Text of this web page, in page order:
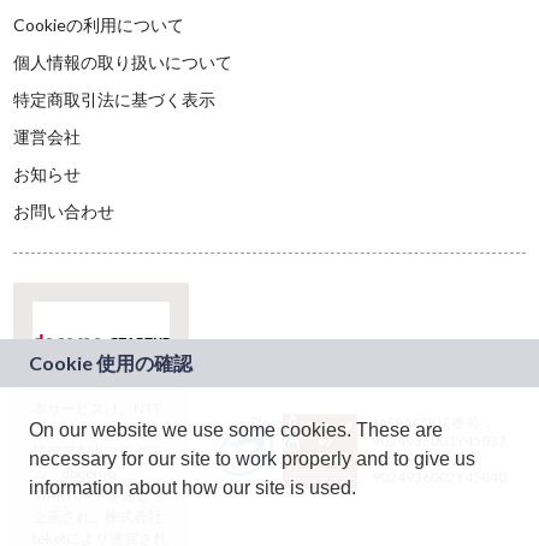
Cookieの利用について
個人情報の取り扱いについて
特定商取引法に基づく表示
運営会社
お知らせ
お問い合わせ
ドコモグループの新
規事業創出プログラ
ム「docomo
STARTUP」を通じて
JASRAC許諾番号：
9024936001Y45037
JASRAC許諾番号：
On our website we use some cookies. These are
necessary for our site to work properly and to give us
information about how our site is used.